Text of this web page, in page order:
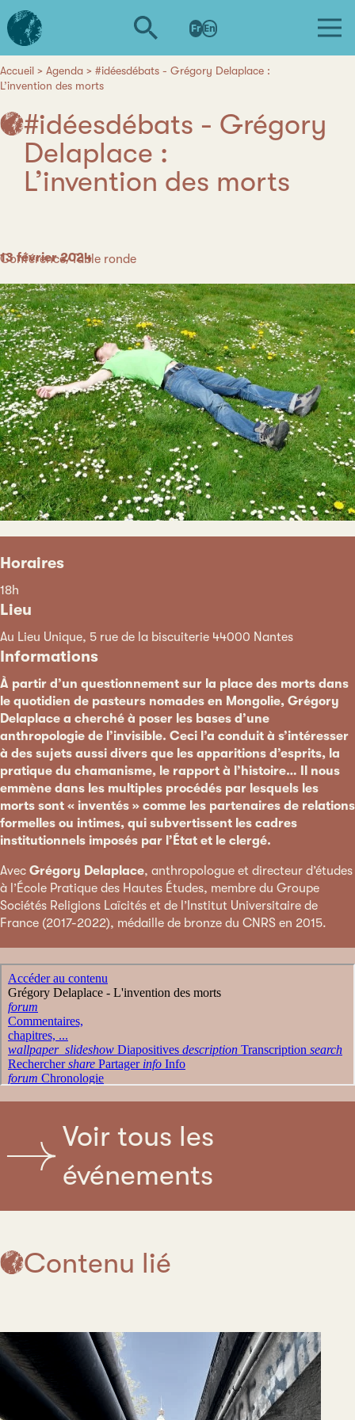
Aller
au
contenu
L'institut
d'études
avancées
de
Nantes
Fr En
Fil
d'Ariane
Accueil Agenda
#idéesdébats - Grégory Delaplace :
L’invention des morts
#idéesdébats - Grégory
Delaplace :
L’invention des morts
Date
13 février 2024
Catégorie
Conférence/Table ronde
Horaires
18h
Lieu
Au Lieu Unique, 5 rue de la biscuiterie 44000 Nantes
Informations
À partir d’un questionnement sur la place des morts dans
le quotidien de pasteurs nomades en Mongolie, Grégory
Delaplace a cherché à poser les bases d’une
anthropologie de l’invisible. Ceci l’a conduit à s’intéresser
à des sujets aussi divers que les apparitions d’esprits, la
pratique du chamanisme, le rapport à l’histoire… Il nous
emmène dans les multiples procédés par lesquels les
morts sont « inventés » comme les partenaires de relations
formelles ou intimes, qui subvertissent les cadres
institutionnels imposés par l’État et le clergé.
Avec Grégory Delaplace, anthropologue et directeur d’études
à l’École Pratique des Hautes Études, membre du Groupe
Sociétés Religions Laïcités et de l’Institut Universitaire de
France (2017-2022), médaille de bronze du CNRS en 2015.
Voir tous les
événements
Contenu lié